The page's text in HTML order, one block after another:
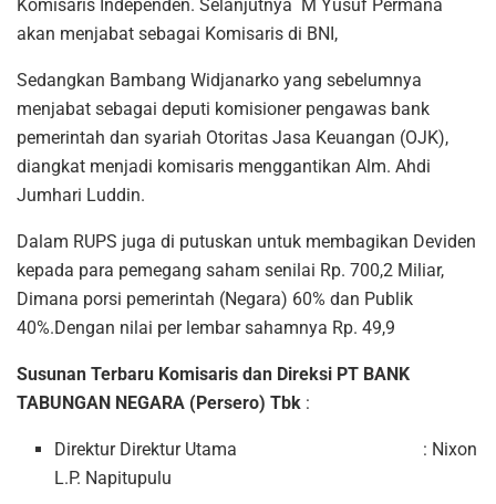
Komisaris Independen. Selanjutnya M Yusuf Permana
akan menjabat sebagai Komisaris di BNI,
Sedangkan Bambang Widjanarko yang sebelumnya
menjabat sebagai deputi komisioner pengawas bank
pemerintah dan syariah Otoritas Jasa Keuangan (OJK),
diangkat menjadi komisaris menggantikan Alm. Ahdi
Jumhari Luddin.
Dalam RUPS juga di putuskan untuk membagikan Deviden
kepada para pemegang saham senilai Rp. 700,2 Miliar,
Dimana porsi pemerintah (Negara) 60% dan Publik
40%.Dengan nilai per lembar sahamnya Rp. 49,9
Susunan Terbaru Komisaris dan Direksi PT BANK
TABUNGAN NEGARA (Persero) Tbk :
Direktur Direktur Utama : Nixon
L.P. Napitupulu